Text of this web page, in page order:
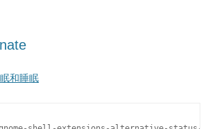
和睡眠